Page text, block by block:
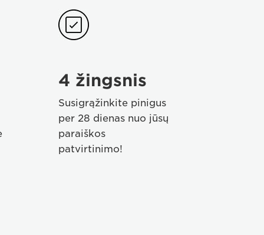
Step
04
4 žingsnis
Susigrąžinkite pinigus
per 28 dienas nuo jūsų
paraiškos
patvirtinimo!